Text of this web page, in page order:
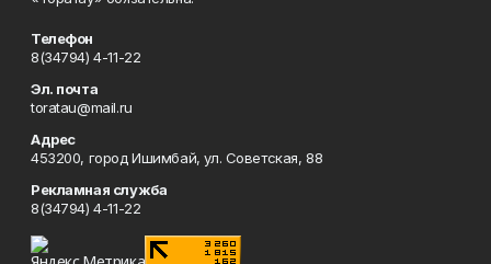
Телефон
8(34794) 4-11-22
Эл. почта
toratau@mail.ru
Адрес
453200, город Ишимбай, ул. Советская, 88
Рекламная служба
8(34794) 4-11-22